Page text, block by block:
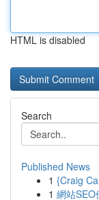
HTML is disabled
Search
Published News
1 {Craig
1 網站SEO